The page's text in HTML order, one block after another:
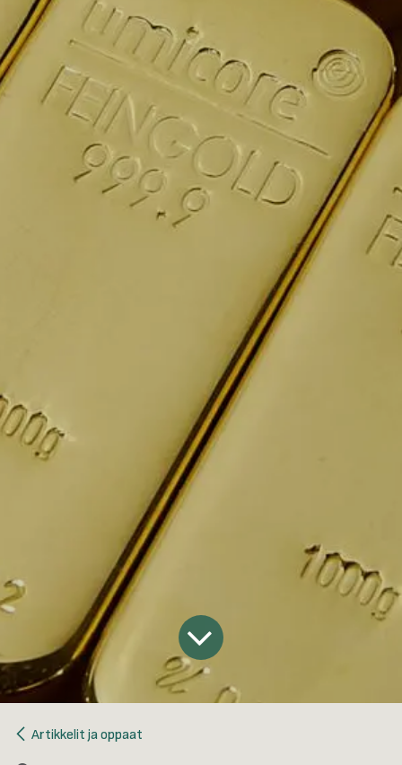
Artikkelit ja oppaat